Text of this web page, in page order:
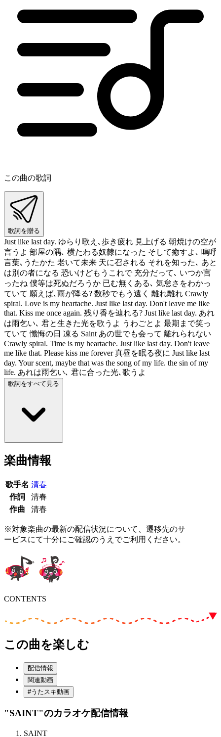
この曲の歌詞
歌詞を贈る
Just like last day. ゆらり歌え､歩き疲れ 見上げる 朝焼けの空が
言うよ 部屋の隅､ 横たわる奴隷になった そして癒すよ､ 嗚呼
言葉､うたかた 老いて未来 天に召される それを知った､ あと
は別の者になる 恐いけどもうこれで 充分だって､ いつか言
ったね 僕等は死ぬだろうか 已む無くある､ 気怠さをわかっ
ていて 願えば､雨が降る? 数秒でもう遠く 離れ離れ Crawly
spiral. Love is my heartache. Just like last day. Don't leave me like
that. Kiss me once again. 残り香を辿れる? Just like last day. あれ
は雨乞い､ 君と生きた光を歌うよ うわごとよ 最期まで笑っ
ていて 懺悔の日 凍る Saint あの世でも会って 離れられない
Crawly spiral. Time is my heartache. Just like last day. Don't leave
me like that. Please kiss me forever 真昼を眠る夜に Just like last
day. Your scent, maybe that was the song of my life. the sin of my
life. あれは雨乞い､ 君に合った光､歌うよ
歌詞をすべて見る
楽曲情報
歌手名 清春
作詞
清春
作曲
清春
※対象楽曲の最新の配信状況について、遷移先のサ
ービスにて十分にご確認のうえでご利用ください。
CONTENTS
この曲を楽しむ
配信情報
関連動画
#うたスキ動画
"SAINT"のカラオケ配信情報
SAINT